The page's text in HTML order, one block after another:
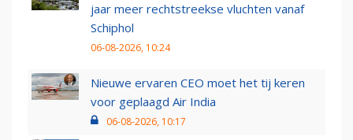
jaar meer rechtstreekse vluchten vanaf
Schiphol
06-08-2026, 10:24
Nieuwe ervaren CEO moet het tij keren
voor geplaagd Air India
06-08-2026, 10:17